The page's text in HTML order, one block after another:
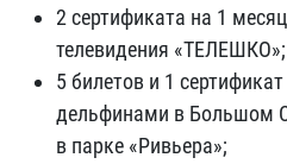
2 сертификата на 1
телевидения «ТЕЛЕШКО»;
5 билетов и 1
дельфинами в Большом
в парке «Ривьера»;